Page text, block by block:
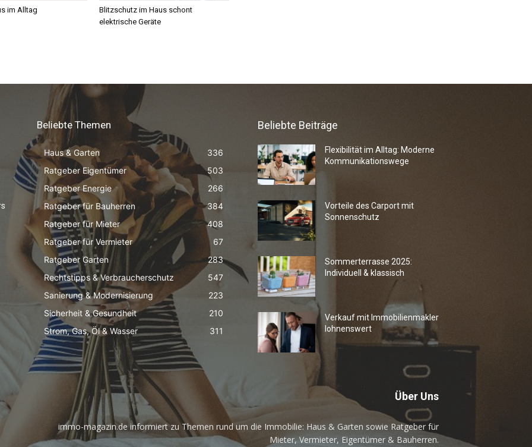
Beliebte Themen
Haus & Garten
336
Ratgeber Eigentümer
503
Ratgeber Energie
266
Ratgeber für Bauherren
384
Ratgeber für Mieter
408
Ratgeber für Vermieter
67
Ratgeber Garten
283
Rechtstipps & Verbraucherschutz
547
Sanierung & Modernisierung
223
Sicherheit & Gesundheit
210
Strom, Gas, Öl & Wasser
311
Beliebte Beiträge
Flexibilität im Alltag: Moderne
Kommunikationswege
Vorteile des Carport mit
Sonnenschutz
Sommerterrasse 2025:
Individuell & klassisch
Verkauf mit Immobilienmakler
lohnenswert
Über Uns
immo-magazin.de informiert zu Themen rund um die Immobilie: Haus & Garten sowie Ratgeber für
Mieter, Vermieter, Eigentümer & Bauherren.